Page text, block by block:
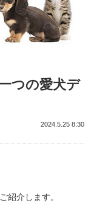
つの愛犬デ
2024.5.25 8:30
紹介します。